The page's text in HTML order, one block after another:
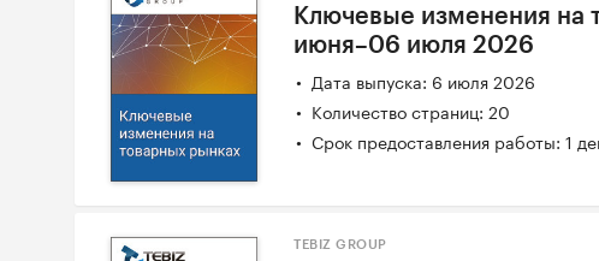
Ключевые изменения на
июня–06 июля 2026
Дата выпуска: 6 июля 2026
Количество страниц: 20
Срок предоставления работы: 1
TEBIZ GROUP